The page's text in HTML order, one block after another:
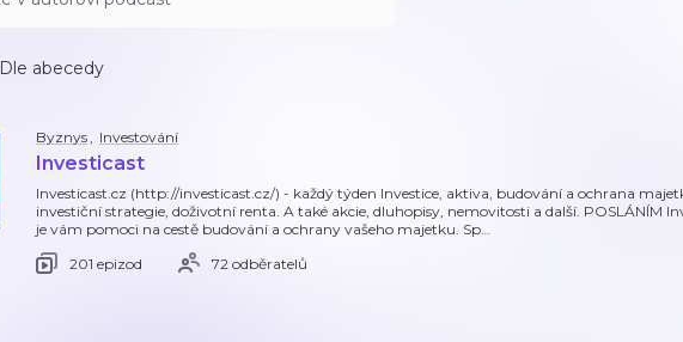
Dle abecedy
Byznys, Investování
Investicast
Investicast.cz (http://investicast.cz/) - každý týden Investice, aktiva, budování a ochrana
investiční strategie, doživotní renta. A také akcie, dluhopisy, nemovitosti a další. POSLÁNÍM
je vám pomoci na cestě budování a ochrany vašeho majetku. Sp…
201 epizod
72 odběratelů